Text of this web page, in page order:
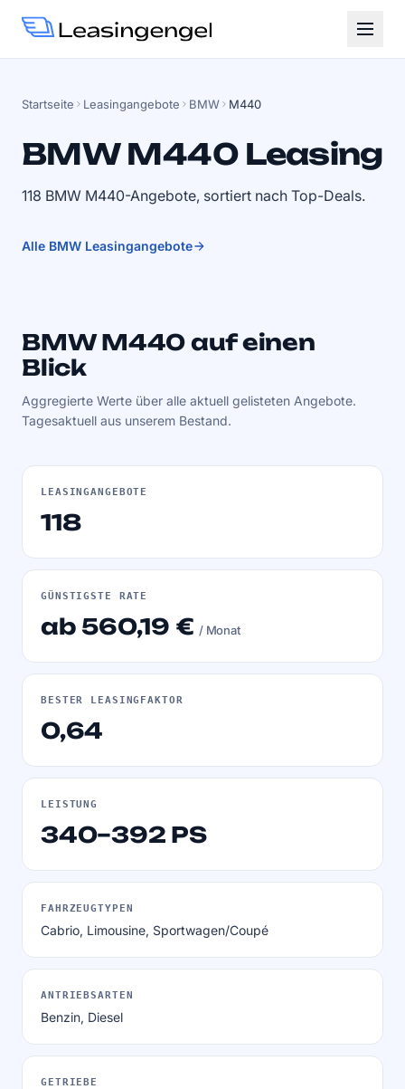
Startseite Leasingangebote BMW M440
BMW M440 Leasing
118 BMW M440-Angebote, sortiert nach Top-Deals.
Alle BMW Leasingangebote
BMW M440 auf einen
Blick
Aggregierte Werte über alle aktuell gelisteten Angebote.
Tagesaktuell aus unserem Bestand.
LEASINGANGEBOTE
118
GÜNSTIGSTE RATE
ab 560,19 €/ Monat
BESTER LEASINGFAKTOR
0,64
LEISTUNG
340–392 PS
FAHRZEUGTYPEN
Cabrio, Limousine, Sportwagen/Coupé
ANTRIEBSARTEN
Benzin, Diesel
GETRIEBE